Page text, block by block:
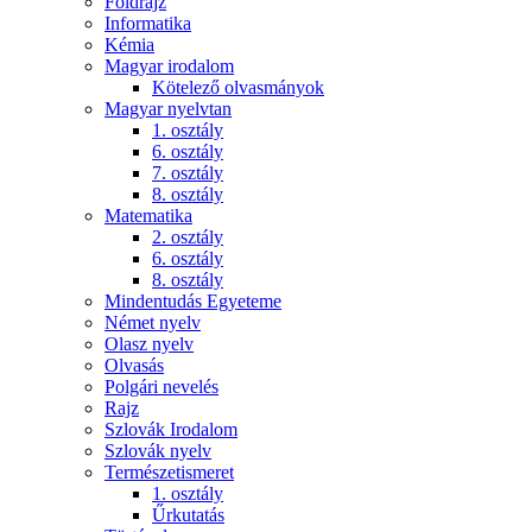
Informatika
Kémia
Magyar irodalom
Kötelező olvasmányok
Magyar nyelvtan
1. osztály
6. osztály
7. osztály
8. osztály
Matematika
2. osztály
6. osztály
8. osztály
Mindentudás Egyeteme
Német nyelv
Olasz nyelv
Olvasás
Polgári nevelés
Rajz
Szlovák Irodalom
Szlovák nyelv
Természetismeret
1. osztály
Űrkutatás